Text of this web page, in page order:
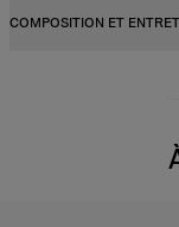
Coupe régulière
COMPOSITION ET
Nettoyage à sec